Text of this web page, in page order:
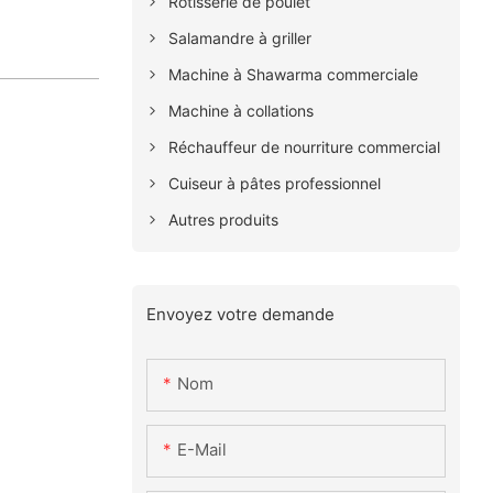
Salamandre à griller
Machine à Shawarma commerciale
Machine à collations
Réchauffeur de nourriture commercial
Cuiseur à pâtes professionnel
Autres produits
Envoyez votre demande
Nom
E-Mail